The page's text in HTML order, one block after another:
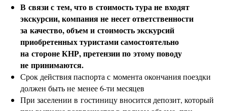
В связи с тем, что в стоимость тура не входят
экскурсии, компания не несет ответственности
за качество, объем и стоимость экскурсий
приобретенных туристами самостоятельно
на стороне КНР, претензии по этому поводу
не принимаются.
Срок действия паспорта с момента окончания поездки
должен быть не менее 6-ти месяцев
При заселении в гостиницу вносится депозит, который